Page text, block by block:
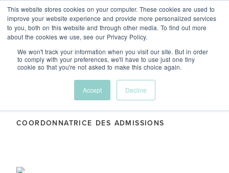
This website stores cookies on your computer. These cookies are used to
improve your website experience and provide more personalized services
to you, both on this website and through other media. To find out more
about the cookies we use, see our Privacy Policy.
We won't track your information when you visit our site. But in order
to comply with your preferences, we'll have to use just one tiny
cookie so that you're not asked to make this choice again.
Accept Decline
Menu
Shauna Chandler
COORDONNATRICE DES ADMISSIONS